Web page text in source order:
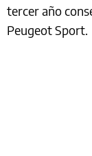
tercer año
Peugeot Sport.